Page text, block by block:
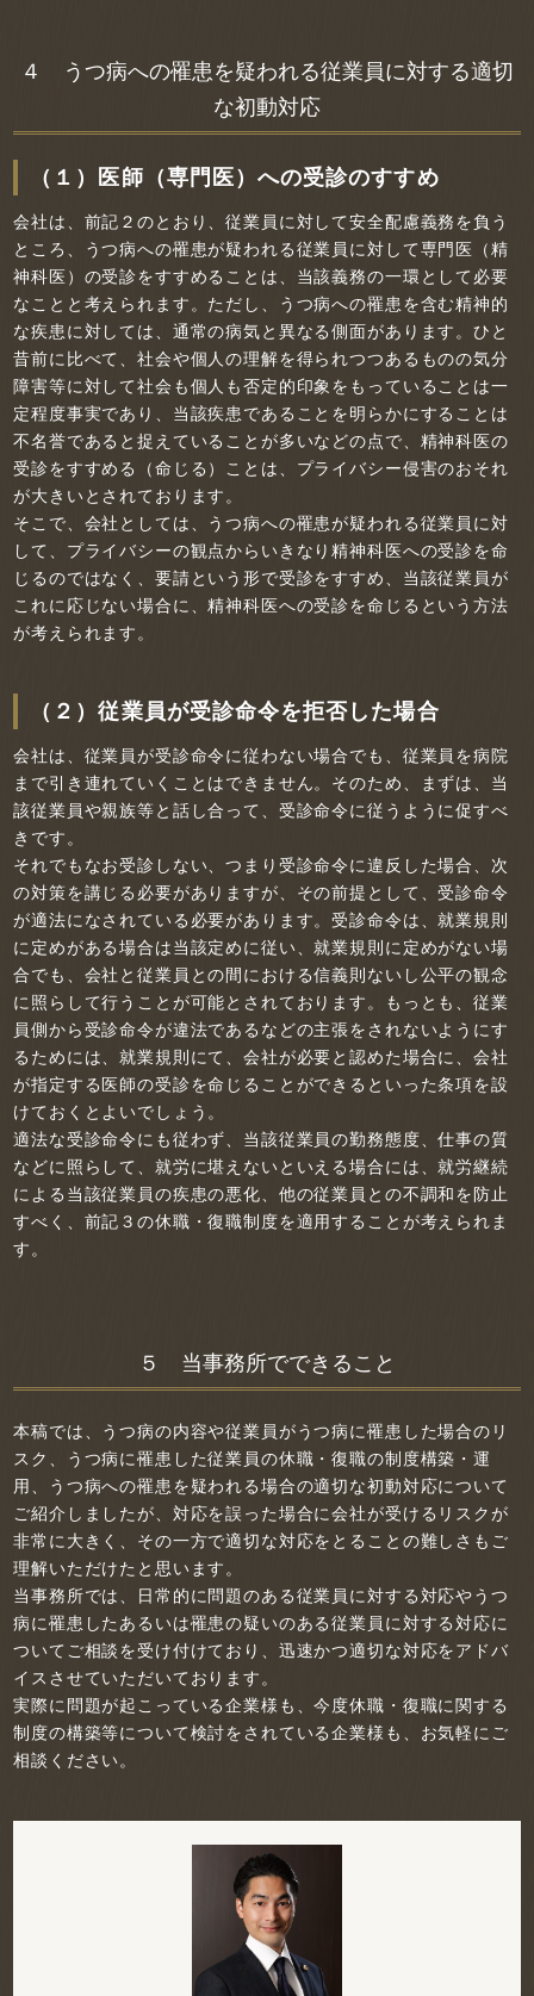
４ うつ病への罹患を疑われる従業員に対する適切
な初動対応
（１）医師（専門医）への受診のすすめ
会社は、前記２のとおり、従業員に対して安全配慮義務を負う
ところ、うつ病への罹患が疑われる従業員に対して専門医（精
神科医）の受診をすすめることは、当該義務の一環として必要
なことと考えられます。ただし、うつ病への罹患を含む精神的
な疾患に対しては、通常の病気と異なる側面があります。ひと
昔前に比べて、社会や個人の理解を得られつつあるものの気分
障害等に対して社会も個人も否定的印象をもっていることは一
定程度事実であり、当該疾患であることを明らかにすることは
不名誉であると捉えていることが多いなどの点で、精神科医の
受診をすすめる（命じる）ことは、プライバシー侵害のおそれ
が大きいとされております。
そこで、会社としては、うつ病への罹患が疑われる従業員に対
して、プライバシーの観点からいきなり精神科医への受診を命
じるのではなく、要請という形で受診をすすめ、当該従業員が
これに応じない場合に、精神科医への受診を命じるという方法
が考えられます。
（２）従業員が受診命令を拒否した場合
会社は、従業員が受診命令に従わない場合でも、従業員を病院
まで引き連れていくことはできません。そのため、まずは、当
該従業員や親族等と話し合って、受診命令に従うように促すべ
きです。
それでもなお受診しない、つまり受診命令に違反した場合、次
の対策を講じる必要がありますが、その前提として、受診命令
が適法になされている必要があります。受診命令は、就業規則
に定めがある場合は当該定めに従い、就業規則に定めがない場
合でも、会社と従業員との間における信義則ないし公平の観念
に照らして行うことが可能とされております。もっとも、従業
員側から受診命令が違法であるなどの主張をされないようにす
るためには、就業規則にて、会社が必要と認めた場合に、会社
が指定する医師の受診を命じることができるといった条項を設
けておくとよいでしょう。
適法な受診命令にも従わず、当該従業員の勤務態度、仕事の質
などに照らして、就労に堪えないといえる場合には、就労継続
による当該従業員の疾患の悪化、他の従業員との不調和を防止
すべく、前記３の休職・復職制度を適用することが考えられま
す。
５ 当事務所でできること
本稿では、うつ病の内容や従業員がうつ病に罹患した場合のリ
スク、うつ病に罹患した従業員の休職・復職の制度構築・運
用、うつ病への罹患を疑われる場合の適切な初動対応について
ご紹介しましたが、対応を誤った場合に会社が受けるリスクが
非常に大きく、その一方で適切な対応をとることの難しさもご
理解いただけたと思います。
当事務所では、日常的に問題のある従業員に対する対応やうつ
病に罹患したあるいは罹患の疑いのある従業員に対する対応に
ついてご相談を受け付けており、迅速かつ適切な対応をアドバ
イスさせていただいております。
実際に問題が起こっている企業様も、今度休職・復職に関する
制度の構築等について検討をされている企業様も、お気軽にご
相談ください。